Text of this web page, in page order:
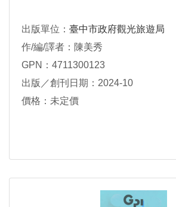
出版單位： 臺中市政府觀光旅遊局
作/編/譯者：陳美秀
GPN：4711300123
出版／創刊日期：2024-10
價格：未定價